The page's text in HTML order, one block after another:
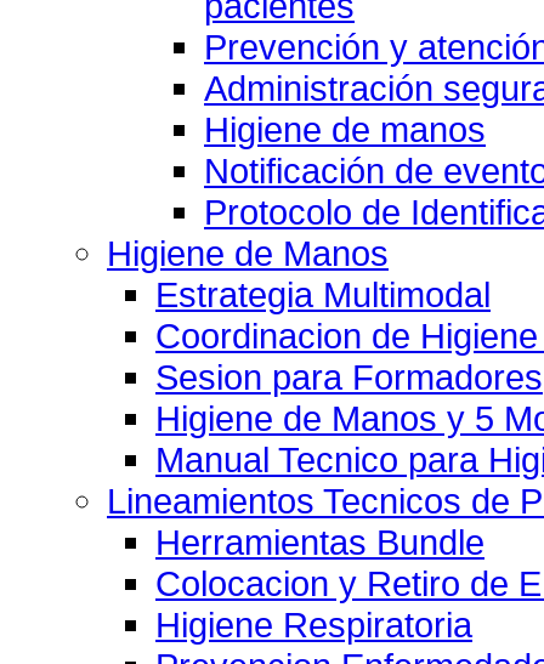
Prevención y
Administración
Higiene de manos
Notificación de
Protocolo de
Higiene de Manos
Estrategia Multimodal
Coordinacion de
Sesion para
Higiene de Manos y 5
Manual Tecnico para
Lineamientos Tecnicos de
Herramientas Bundle
Colocacion y Retiro de
Higiene Respiratoria